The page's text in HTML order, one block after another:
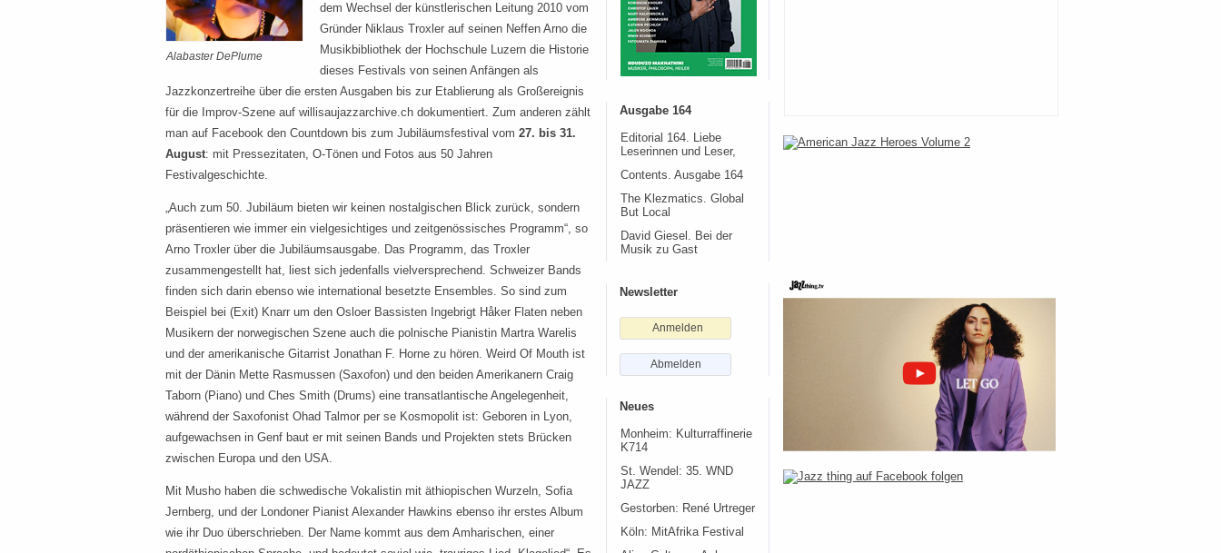
Alabaster DePlume
dem Wechsel der künstlerischen Leitung 2010 vom
Gründer Niklaus Troxler auf seinen Neffen Arno die
Musikbibliothek der Hochschule Luzern die Historie
dieses Festivals von seinen Anfängen als
Jazzkonzertreihe über die ersten Ausgaben bis zur Etablierung als Großereignis
für die Improv-Szene auf willisaujazzarchive.ch dokumentiert. Zum anderen zählt
man auf Facebook den Countdown bis zum Jubiläumsfestival vom 27. bis 31.
August: mit Pressezitaten, O-Tönen und Fotos aus 50 Jahren
Festivalgeschichte.
„Auch zum 50. Jubiläum bieten wir keinen nostalgischen Blick zurück, sondern
präsentieren wie immer ein vielgesichtiges und zeitgenössisches Programm“, so
Arno Troxler über die Jubiläumsausgabe. Das Programm, das Troxler
zusammengestellt hat, liest sich jedenfalls vielversprechend. Schweizer Bands
finden sich darin ebenso wie international besetzte Ensembles. So sind zum
Beispiel bei (Exit) Knarr um den Osloer Bassisten Ingebrigt Håker Flaten neben
Musikern der norwegischen Szene auch die polnische Pianistin Martra Warelis
und der amerikanische Gitarrist Jonathan F. Horne zu hören. Weird Of Mouth ist
mit der Dänin Mette Rasmussen (Saxofon) und den beiden Amerikanern Craig
Taborn (Piano) und Ches Smith (Drums) eine transatlantische Angelegenheit,
während der Saxofonist Ohad Talmor per se Kosmopolit ist: Geboren in Lyon,
aufgewachsen in Genf baut er mit seinen Bands und Projekten stets Brücken
zwischen Europa und den USA.
Mit Musho haben die schwedische Vokalistin mit äthiopischen Wurzeln, Sofia
Jernberg, und der Londoner Pianist Alexander Hawkins ebenso ihr erstes Album
wie ihr Duo überschrieben. Der Name kommt aus dem Amharischen, einer
Ausgabe 164
Editorial 164. Liebe
Leserinnen und Leser,
Contents. Ausgabe 164
The Klezmatics. Global
But Local
David Giesel. Bei der
Musik zu Gast
Newsletter
Anmelden
Abmelden
Neues
Monheim: Kulturraffinerie
K714
St. Wendel: 35. WND
JAZZ
Gestorben: René Urtreger
Köln: MitAfrika Festival